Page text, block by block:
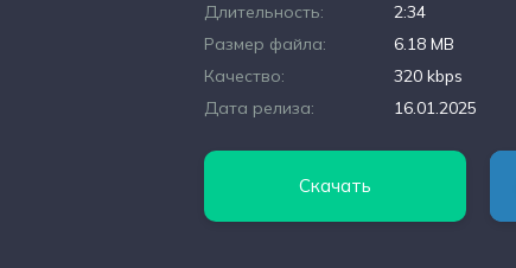
Длительность:
2:34
Размер файла:
6.18 MB
Качество:
320 kbps
Дата релиза:
16.01.2025
Скачать